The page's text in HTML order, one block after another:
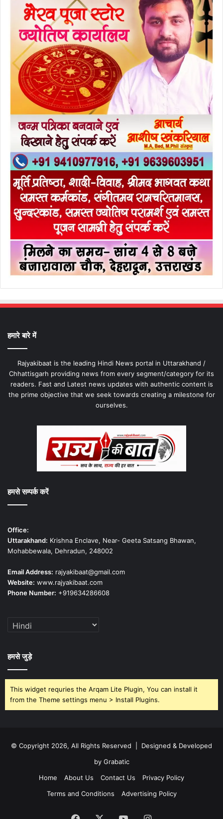
हमारे बारे में
Rajyakibaat is the leading Hindi News portal in Uttarakhand /
Chhattisgarh providing news from every segment/category for its
readers. Fast and Latest news updates with authentic content is
the prime objective that we seek towards creating a milestone for
ourselves.
हमसे सम्पर्क करें
Office:
Uttarakhand: Krishna Enclave, Near- Geeta Satsang Bhawan,
Mohabbewala, Dehradun, 248002
Email Address: rajyakibaat@gmail.com
Website: www.rajyakibaat.com
Phone Number: +919634286608
हमसे जुड़े
This widget requries the Arqam Lite Plugin, You can install it
from the Theme settings menu > Install Plugins.
© Copyright 2026, All Rights Reserved | Designed & Developed
by Grabatic
Home
About Us Contact Us
Privacy Policy
Terms and Conditions
Advertising Policy